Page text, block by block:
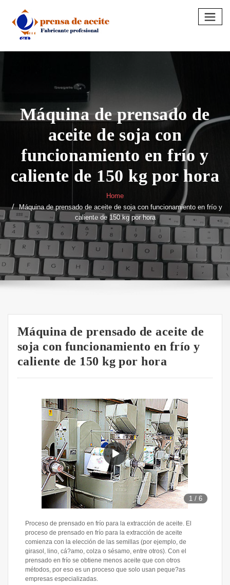
content
Máquina de prensado de
aceite de soja con
funcionamiento en frío y
caliente de 150 kg por hora
Home
Máquina de prensado de aceite de soja con funcionamiento en frío y
caliente de 150 kg por hora
Máquina de prensado de aceite de
soja con funcionamiento en frío y
caliente de 150 kg por hora
1 /6
Proceso de prensado en frío para la extracción de aceite. El
proceso de prensado en frío para la extracción de aceite
comienza con la elección de las semillas (por ejemplo, de
girasol, lino, cá?amo, colza o sésamo, entre otros). Con el
prensado en frío se obtiene menos aceite que con otros
métodos, por eso es un proceso que solo usan peque?as
empresas especializadas.